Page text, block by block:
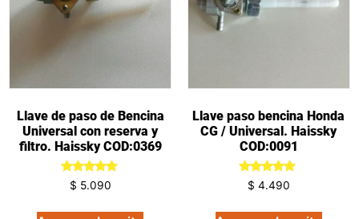
Llave de paso de Bencina
Universal con reserva y
filtro. Haissky COD:0369
Valorado
en
de 5
$ 5.090
Llave paso bencina Honda
CG / Universal. Haissky
COD:0091
Valorado
en
de 5
$ 4.490